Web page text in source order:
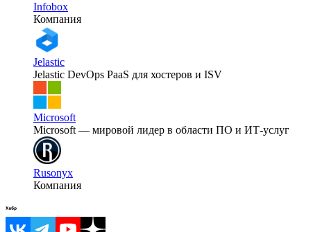
Infobox
Компания
Jelastic
Jelastic DevOps PaaS для хостеров и ISV
Microsoft
Microsoft — мировой лидер в области ПО и ИТ-услуг
Rusonyx
Компания